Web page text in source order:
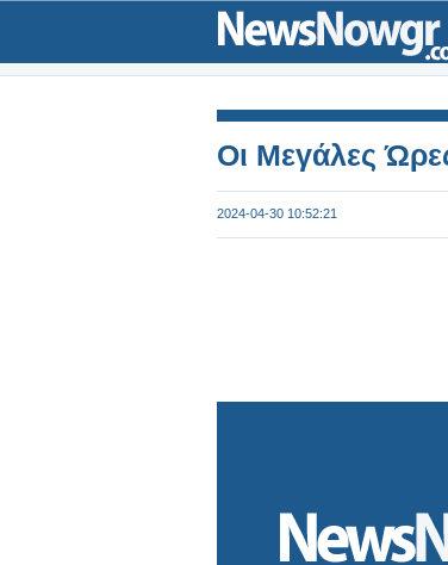
Οι Μεγάλες
2024-04-30 10:52:21